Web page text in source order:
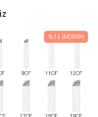
%14 İNDIRIM